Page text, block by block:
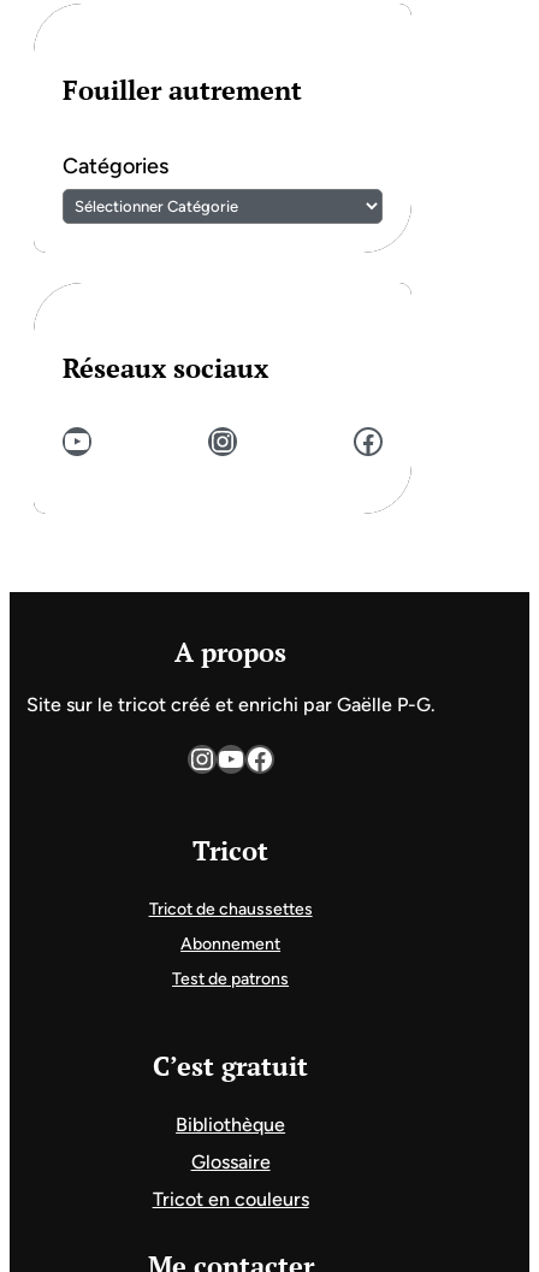
Fouiller autrement
Catégories
Réseaux sociaux
YouTube Instagram Facebook
A propos
Site sur le tricot créé et enrichi par Gaëlle P-G.
InstagramYouTube Facebook
Tricot
Tricot de chaussettes
Abonnement
Test de patrons
C’est gratuit
Bibliothèque
Glossaire
Tricot en couleurs
Me contacter